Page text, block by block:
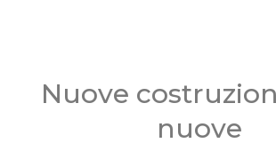
Nuove
nuove